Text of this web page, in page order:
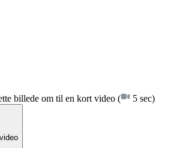
billede om til en kort video ( 5 sec)